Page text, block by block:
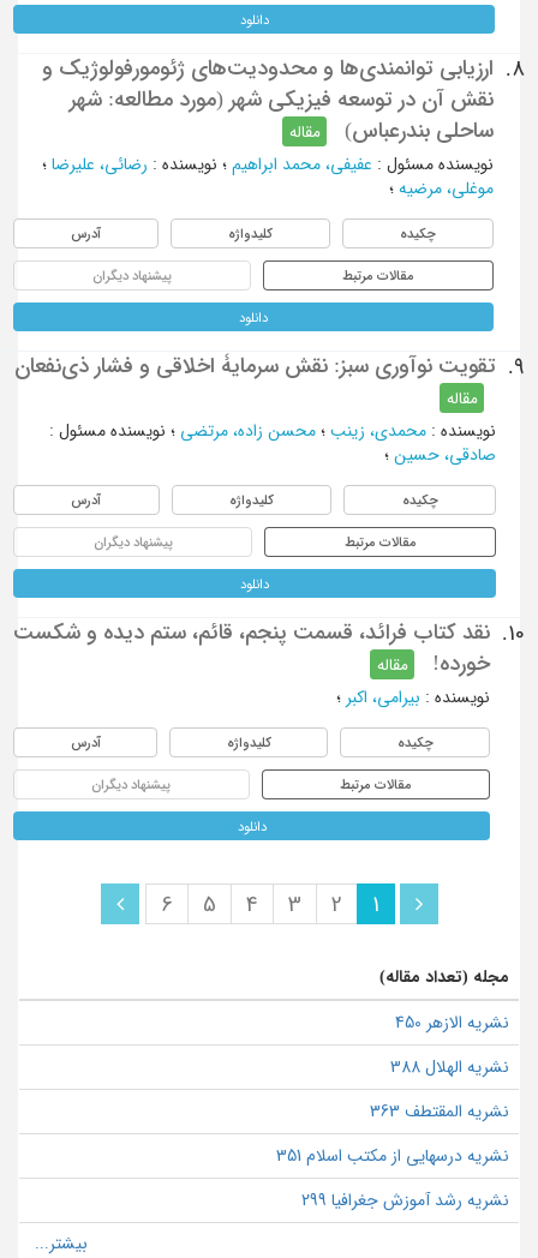
دانلود
8.
ارزیابی توانمندی‌ها و محدودیت‌های ژئومورفولوژیک و
نقش آن در توسعه فیزیکی شهر (مورد مطالعه: شهر
ساحلی بندرعباس)
مقاله
نویسنده مسئول : عفیفی، محمد ابراهیم؛ نویسنده: رضائی، علیرضا؛
موغلی، مرضیه؛
چکیده کلیدواژه آدرس
مقالات مرتبط پیشنهاد دیگران
دانلود
9. تقویت نوآوری سبز: نقش سرمایۀ اخلاقی و فشار ذی‌نفعان
مقاله
نویسنده: محمدی، زینب؛ محسن زاده، مرتضی ؛ نویسنده مسئول :
صادقی، حسین؛
چکیده کلیدواژه آدرس
مقالات مرتبط پیشنهاد دیگران
دانلود
10.
نقد کتاب فرائد، قسمت پنجم، قائم، ستم دیده و شکست
خورده!
مقاله
نویسنده: بیرامی، اکبر؛
چکیده کلیدواژه آدرس
مقالات مرتبط پیشنهاد دیگران
دانلود
1
2
3
4
5
6
مجله (تعداد مقاله)
نشریه الازهر 450
نشریه الهلال 388
نشریه المقتطف 363
نشریه درسهایی از مکتب اسلام 351
نشریه رشد آموزش جغرافیا 299